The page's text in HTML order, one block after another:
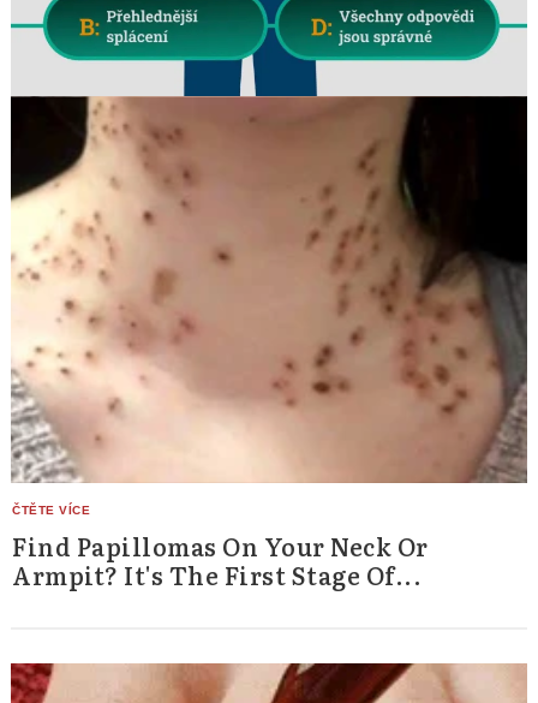
Find Papillomas On Your Neck Or
Armpit? It's The First Stage Of...